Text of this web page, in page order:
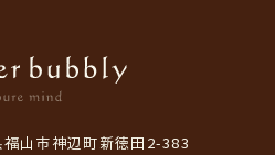
山市神辺町新徳田2-383